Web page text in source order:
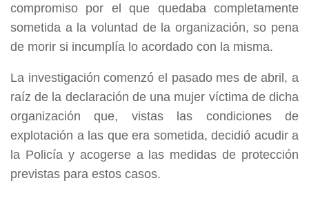
compromiso por el que quedaba completamente
sometida a la voluntad de la organización, so pena
de morir si incumplía lo acordado con la misma.
La investigación comenzó el pasado mes de abril, a
raíz de la declaración de una mujer víctima de dicha
organización que, vistas las condiciones de
explotación a las que era sometida, decidió acudir a
la Policía y acogerse a las medidas de protección
previstas para estos casos.